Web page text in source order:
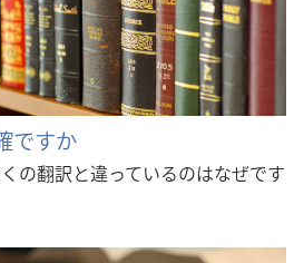
ですか
の翻訳と違っているのはなぜです